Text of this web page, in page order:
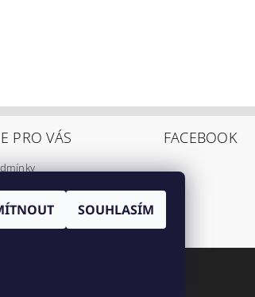
PRO VÁS FACEBOOK
SOUHLASÍM